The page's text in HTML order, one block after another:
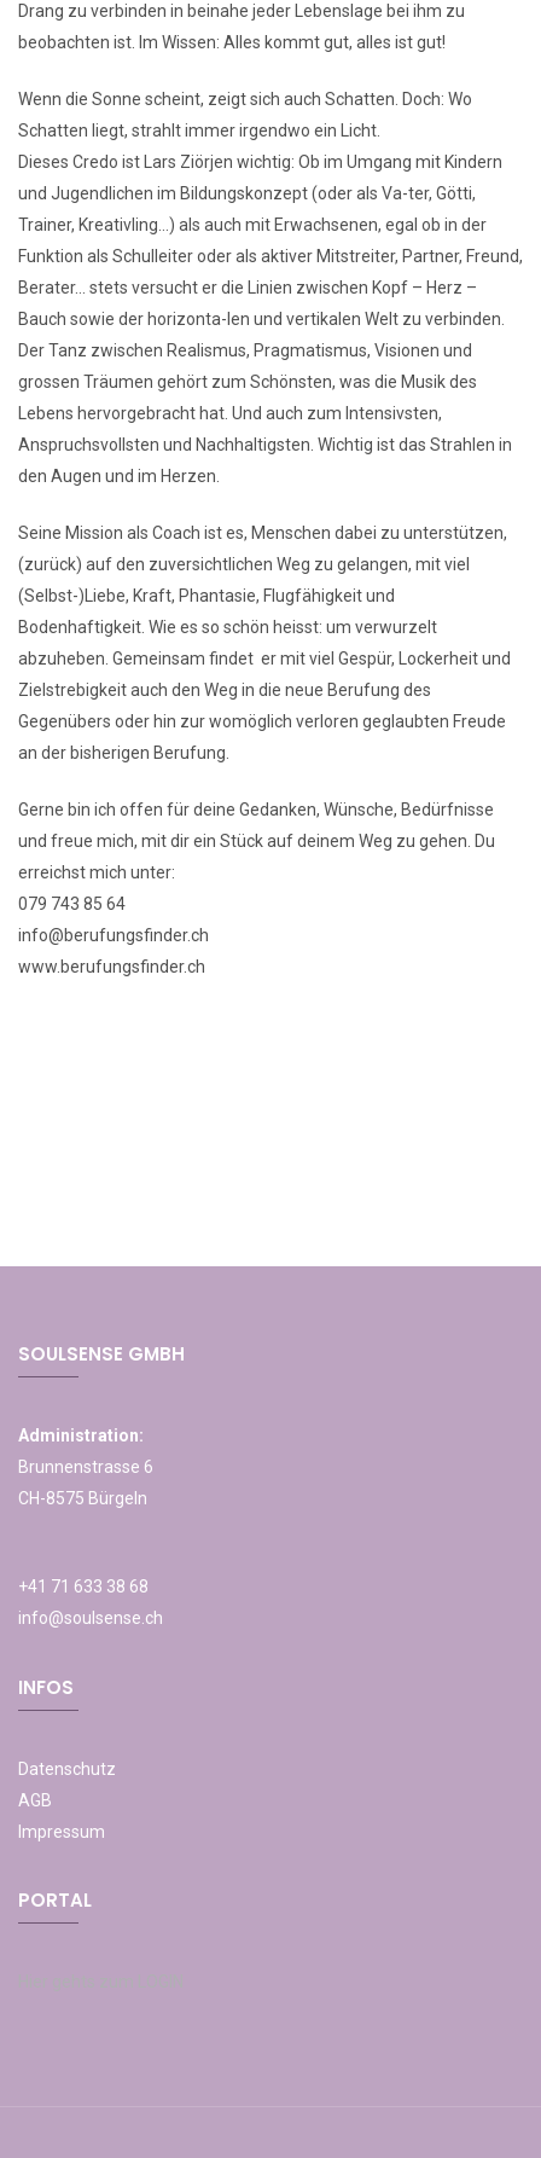
Drang zu verbinden in beinahe jeder Lebenslage bei ihm zu
beobachten ist. Im Wissen: Alles kommt gut, alles ist gut!
Wenn die Sonne scheint, zeigt sich auch Schatten. Doch: Wo
Schatten liegt, strahlt immer irgendwo ein Licht.
Dieses Credo ist Lars Ziörjen wichtig: Ob im Umgang mit Kindern
und Jugendlichen im Bildungskonzept (oder als Va-ter, Götti,
Trainer, Kreativling…) als auch mit Erwachsenen, egal ob in der
Funktion als Schulleiter oder als aktiver Mitstreiter, Partner, Freund,
Berater… stets versucht er die Linien zwischen Kopf – Herz –
Bauch sowie der horizonta-len und vertikalen Welt zu verbinden.
Der Tanz zwischen Realismus, Pragmatismus, Visionen und
grossen Träumen gehört zum Schönsten, was die Musik des
Lebens hervorgebracht hat. Und auch zum Intensivsten,
Anspruchsvollsten und Nachhaltigsten. Wichtig ist das Strahlen in
den Augen und im Herzen.
Seine Mission als Coach ist es, Menschen dabei zu unterstützen,
(zurück) auf den zuversichtlichen Weg zu gelangen, mit viel
(Selbst-)Liebe, Kraft, Phantasie, Flugfähigkeit und
Bodenhaftigkeit. Wie es so schön heisst: um verwurzelt
abzuheben. Gemeinsam findet er mit viel Gespür, Lockerheit und
Zielstrebigkeit auch den Weg in die neue Berufung des
Gegenübers oder hin zur womöglich verloren geglaubten Freude
an der bisherigen Berufung.
Gerne bin ich offen für deine Gedanken, Wünsche, Bedürfnisse
und freue mich, mit dir ein Stück auf deinem Weg zu gehen. Du
erreichst mich unter:
079 743 85 64
info@berufungsfinder.ch
www.berufungsfinder.ch
SOULSENSE GMBH
Administration:
Brunnenstrasse 6
CH-8575 Bürgeln
+41 71 633 38 68
info@soulsense.ch
INFOS
Datenschutz
AGB
Impressum
PORTAL